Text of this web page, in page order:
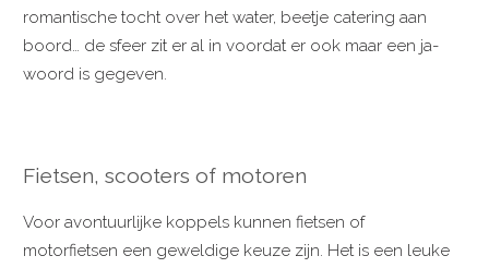
romantische tocht over het water, beetje catering aan
boord… de sfeer zit er al in voordat er ook maar een ja-
woord is gegeven.
Fietsen, scooters of motoren
Voor avontuurlijke koppels kunnen fietsen of
motorfietsen een geweldige keuze zijn. Het is een leuke